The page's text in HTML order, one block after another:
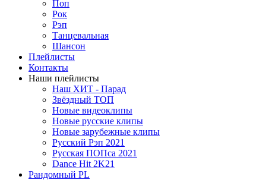
Поп
Рок
Рэп
Танцевальная
Шансон
Плейлисты
Контакты
Наши плейлисты
Наш ХИТ - Парад
Звёздный ТОП
Новые видеоклипы
Новые русские клипы
Новые зарубежные клипы
Русский Рэп 2021
Русская ПОПса 2021
Dance Hit 2K21
Рандомный PL